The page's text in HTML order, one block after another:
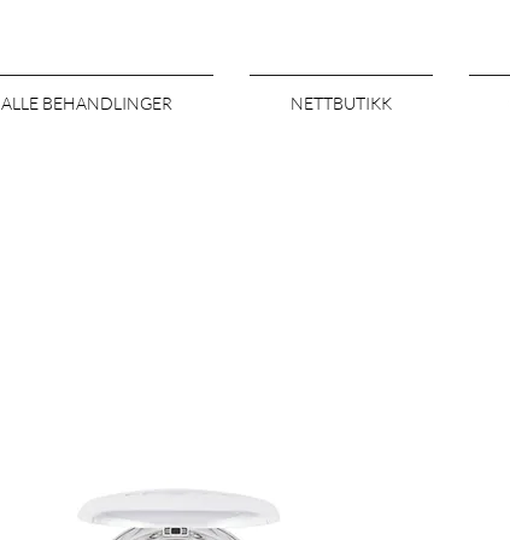
ALLE BEHANDLINGER NETTBUTIKK